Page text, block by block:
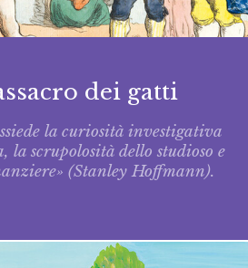
dei gatti
la curiosità investigativa
la scrupolosità dello studioso e
(Stanley Hoffmann).